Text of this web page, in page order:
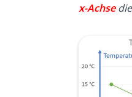
x-Achsedie